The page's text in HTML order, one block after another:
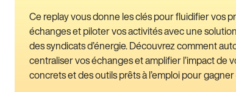
Ce replay vous donne les clés pour fluidifier vos
échanges et piloter vos activités avec une
des syndicats d’énergie. Découvrez comment
centraliser vos échanges et amplifier l’impact de
concrets et des outils prêts à l’emploi pour